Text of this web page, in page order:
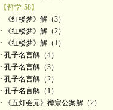
【哲学-58】
· 《红楼梦》解（3）
· 《红楼梦》解（2）
· 《红楼梦》解（1）
· 孔子名言解（4）
· 孔子名言解（3）
· 孔子名言解（2）
· 孔子名言解（1）
· 《五灯会元》禅宗公案解（2）